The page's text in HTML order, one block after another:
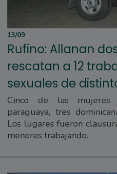
13/09
Rufino: Allanan
rescatan a 12
sexuales de
Cinco de las mujeres
paraguaya, tres
Los lugares fueron
menores trabajando.